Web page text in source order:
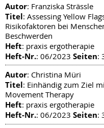
Autor: Franziska Strässle
Titel: Assessing Yellow
Risikofaktoren bei
Beschwerden
Heft: praxis ergotherapie
Heft-Nr.: 06/2023 Seiten:
Autor: Christina Müri
Titel: Einhändig zum Ziel
Movement Therapy
Heft: praxis ergotherapie
Heft-Nr.: 06/2023 Seiten: